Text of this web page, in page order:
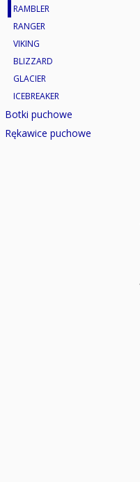
RAMBLER
RANGER
VIKING
BLIZZARD
GLACIER
ICEBREAKER
Botki puchowe
Rękawice puchowe